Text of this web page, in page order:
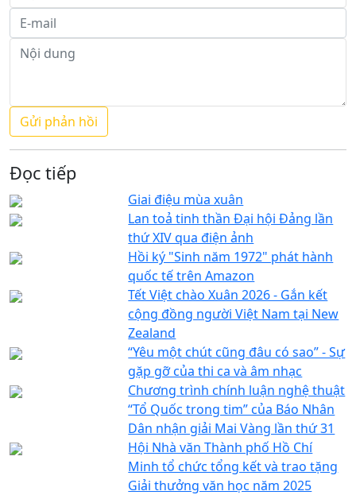
Đọc tiếp
Giai điệu mùa xuân
Lan toả tinh thần Đại hội Đảng lần
thứ XIV qua điện ảnh
Hồi ký "Sinh năm 1972" phát hành
quốc tế trên Amazon
Tết Việt chào Xuân 2026 - Gắn kết
cộng đồng người Việt Nam tại New
Zealand
“Yêu một chút cũng đâu có sao” - Sự
gặp gỡ của thi ca và âm nhạc
Chương trình chính luận nghệ thuật
“Tổ Quốc trong tim” của Báo Nhân
Dân nhận giải Mai Vàng lần thứ 31
Hội Nhà văn Thành phố Hồ Chí
Minh tổ chức tổng kết và trao tặng
Giải thưởng văn học năm 2025